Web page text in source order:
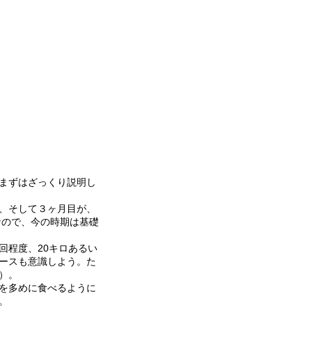
ずはざっくり説明し
そして３ヶ月目が、
で、今の時期は基礎
程度、20キロあるい
スも意識しよう。た
。
多めに食べるように